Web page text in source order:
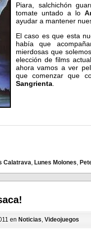
Piara, salchichón
tomate untado a lo
ayudar a mantener
El caso es que esta
había que
mierdosas que
elección de films
ahora vamos a ver
que comenzar que
Sangrienta.
Calatrava, Lunes Molones,
en Noticias, Videojuegos